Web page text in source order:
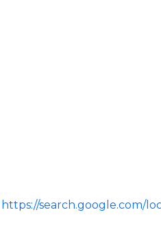
https://search.google.com/